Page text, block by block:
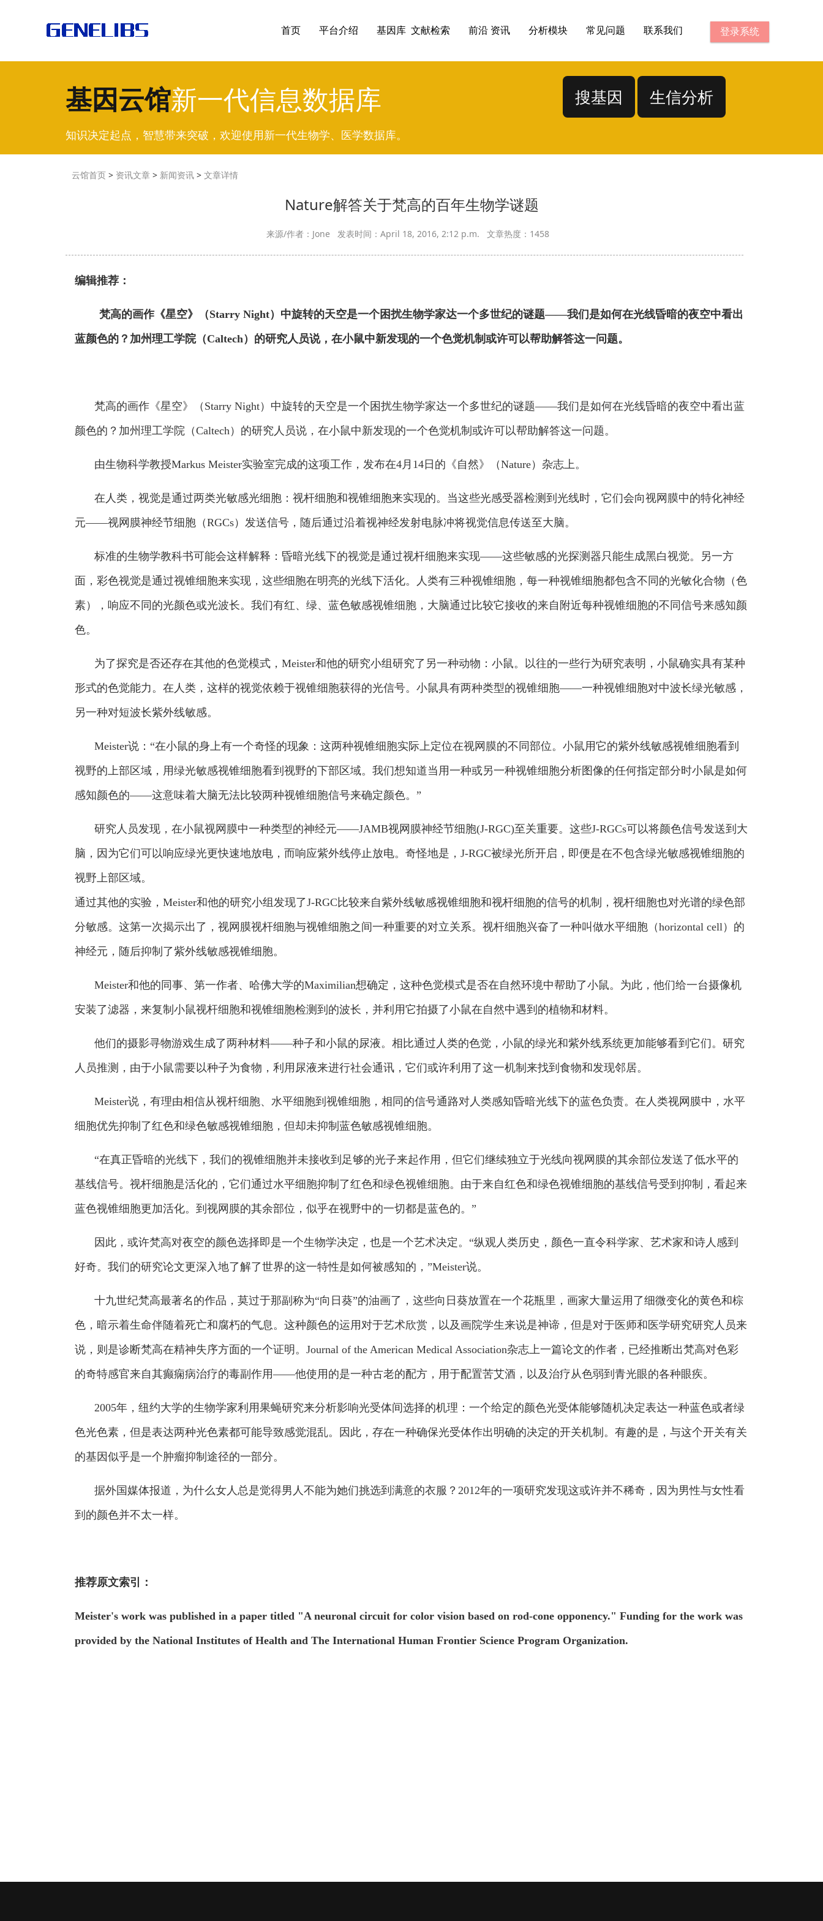
首页 平台介绍 基因库 文献检索 前沿 资讯 分析模块 常见问题 联系我们 登录系统
基因云馆新一代信息数据库
知识决定起点，智慧带来突破，欢迎使用新一代生物学、医学数据库。
搜基因 生信分析
云馆首页 > 资讯文章 > 新闻资讯 > 文章详情
Nature解答关于梵高的百年生物学谜题
来源/作者：Jone 发表时间：April 18, 2016, 2:12 p.m. 文章热度：1458
编辑推荐：
梵高的画作《星空》（Starry Night）中旋转的天空是一个困扰生物学家达一个多世纪的谜题——我们是如何在光线昏暗的夜空中看出
蓝颜色的？加州理工学院（Caltech）的研究人员说，在小鼠中新发现的一个色觉机制或许可以帮助解答这一问题。
梵高的画作《星空》（Starry Night）中旋转的天空是一个困扰生物学家达一个多世纪的谜题——我们是如何在光线昏暗的夜空中看出蓝
颜色的？加州理工学院（Caltech）的研究人员说，在小鼠中新发现的一个色觉机制或许可以帮助解答这一问题。
由生物科学教授Markus Meister实验室完成的这项工作，发布在4月14日的《自然》（Nature）杂志上。
在人类，视觉是通过两类光敏感光细胞：视杆细胞和视锥细胞来实现的。当这些光感受器检测到光线时，它们会向视网膜中的特化神经
元——视网膜神经节细胞（RGCs）发送信号，随后通过沿着视神经发射电脉冲将视觉信息传送至大脑。
标准的生物学教科书可能会这样解释：昏暗光线下的视觉是通过视杆细胞来实现——这些敏感的光探测器只能生成黑白视觉。另一方
面，彩色视觉是通过视锥细胞来实现，这些细胞在明亮的光线下活化。人类有三种视锥细胞，每一种视锥细胞都包含不同的光敏化合物（色
素），响应不同的光颜色或光波长。我们有红、绿、蓝色敏感视锥细胞，大脑通过比较它接收的来自附近每种视锥细胞的不同信号来感知颜
色。
为了探究是否还存在其他的色觉模式，Meister和他的研究小组研究了另一种动物：小鼠。以往的一些行为研究表明，小鼠确实具有某种
形式的色觉能力。在人类，这样的视觉依赖于视锥细胞获得的光信号。小鼠具有两种类型的视锥细胞——一种视锥细胞对中波长绿光敏感，
另一种对短波长紫外线敏感。
Meister说：“在小鼠的身上有一个奇怪的现象：这两种视锥细胞实际上定位在视网膜的不同部位。小鼠用它的紫外线敏感视锥细胞看到
视野的上部区域，用绿光敏感视锥细胞看到视野的下部区域。我们想知道当用一种或另一种视锥细胞分析图像的任何指定部分时小鼠是如何
感知颜色的——这意味着大脑无法比较两种视锥细胞信号来确定颜色。”
研究人员发现，在小鼠视网膜中一种类型的神经元——JAMB视网膜神经节细胞(J-RGC)至关重要。这些J-RGCs可以将颜色信号发送到大
脑，因为它们可以响应绿光更快速地放电，而响应紫外线停止放电。奇怪地是，J-RGC被绿光所开启，即便是在不包含绿光敏感视锥细胞的
视野上部区域。
通过其他的实验，Meister和他的研究小组发现了J-RGC比较来自紫外线敏感视锥细胞和视杆细胞的信号的机制，视杆细胞也对光谱的绿色部
分敏感。这第一次揭示出了，视网膜视杆细胞与视锥细胞之间一种重要的对立关系。视杆细胞兴奋了一种叫做水平细胞（horizontal cell）的
神经元，随后抑制了紫外线敏感视锥细胞。
Meister和他的同事、第一作者、哈佛大学的Maximilian想确定，这种色觉模式是否在自然环境中帮助了小鼠。为此，他们给一台摄像机
安装了滤器，来复制小鼠视杆细胞和视锥细胞检测到的波长，并利用它拍摄了小鼠在自然中遇到的植物和材料。
他们的摄影寻物游戏生成了两种材料——种子和小鼠的尿液。相比通过人类的色觉，小鼠的绿光和紫外线系统更加能够看到它们。研究
人员推测，由于小鼠需要以种子为食物，利用尿液来进行社会通讯，它们或许利用了这一机制来找到食物和发现邻居。
Meister说，有理由相信从视杆细胞、水平细胞到视锥细胞，相同的信号通路对人类感知昏暗光线下的蓝色负责。在人类视网膜中，水平
细胞优先抑制了红色和绿色敏感视锥细胞，但却未抑制蓝色敏感视锥细胞。
“在真正昏暗的光线下，我们的视锥细胞并未接收到足够的光子来起作用，但它们继续独立于光线向视网膜的其余部位发送了低水平的
基线信号。视杆细胞是活化的，它们通过水平细胞抑制了红色和绿色视锥细胞。由于来自红色和绿色视锥细胞的基线信号受到抑制，看起来
蓝色视锥细胞更加活化。到视网膜的其余部位，似乎在视野中的一切都是蓝色的。”
因此，或许梵高对夜空的颜色选择即是一个生物学决定，也是一个艺术决定。“纵观人类历史，颜色一直令科学家、艺术家和诗人感到
好奇。我们的研究论文更深入地了解了世界的这一特性是如何被感知的，”Meister说。
十九世纪梵高最著名的作品，莫过于那副称为“向日葵”的油画了，这些向日葵放置在一个花瓶里，画家大量运用了细微变化的黄色和棕
色，暗示着生命伴随着死亡和腐朽的气息。这种颜色的运用对于艺术欣赏，以及画院学生来说是神谛，但是对于医师和医学研究研究人员来
说，则是诊断梵高在精神失序方面的一个证明。Journal of the American Medical Association杂志上一篇论文的作者，已经推断出梵高对色彩
的奇特感官来自其癫痫病治疗的毒副作用——他使用的是一种古老的配方，用于配置苦艾酒，以及治疗从色弱到青光眼的各种眼疾。
2005年，纽约大学的生物学家利用果蝇研究来分析影响光受体间选择的机理：一个给定的颜色光受体能够随机决定表达一种蓝色或者绿
色光色素，但是表达两种光色素都可能导致感觉混乱。因此，存在一种确保光受体作出明确的决定的开关机制。有趣的是，与这个开关有关
的基因似乎是一个肿瘤抑制途径的一部分。
据外国媒体报道，为什么女人总是觉得男人不能为她们挑选到满意的衣服？2012年的一项研究发现这或许并不稀奇，因为男性与女性看
到的颜色并不太一样。
推荐原文索引：
Meister's work was published in a paper titled "A neuronal circuit for color vision based on rod-cone opponency." Funding for the work was
provided by the National Institutes of Health and The International Human Frontier Science Program Organization.